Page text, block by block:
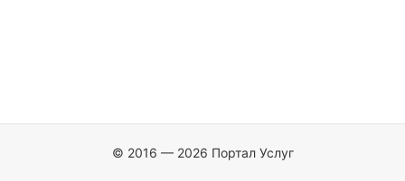
© 2016 — 2026 Портал Услуг